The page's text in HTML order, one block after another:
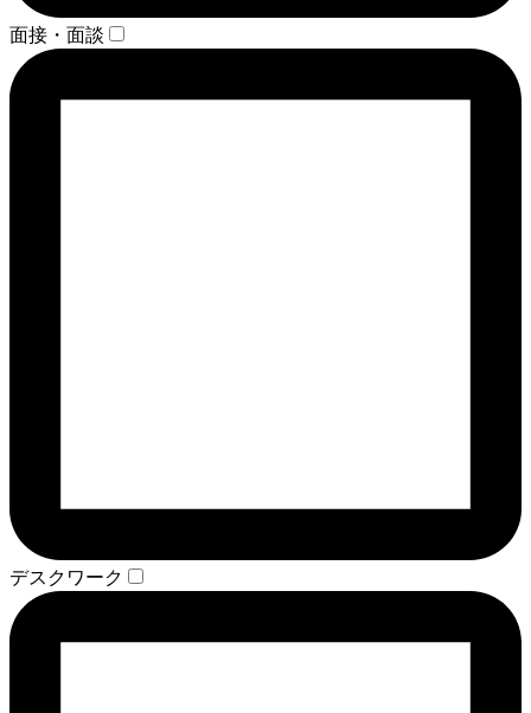
面接・面談
デスクワーク